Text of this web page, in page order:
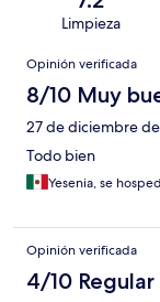
Limpieza
Opiniones
Opinión verificada
8/10 Muy
27 de diciembre
Todo bien
Yesenia, se
Opinión verificada
4/10 Regular